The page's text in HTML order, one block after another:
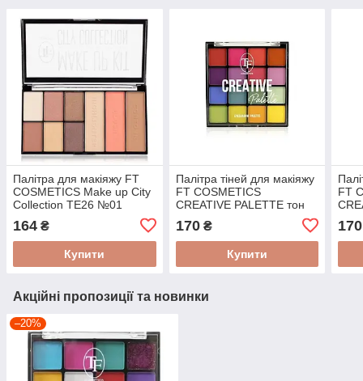
Палітра для макіяжу FT
COSMETICS Make up City
Collection TE26 №01
164 ₴
Купити
Палітра тіней для макіяжу
FT COSMETICS
CREATIVE PALETTE тон
відтінків
170₴
Купити
FT
16
170
Акційні пропозиції та новинки
–20%